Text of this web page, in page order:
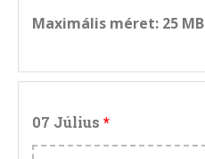
Maximális méret: 25 MB
07 Július